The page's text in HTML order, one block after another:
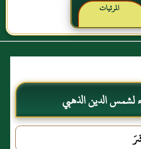
المرئيات
لشمس الدين الذهبي